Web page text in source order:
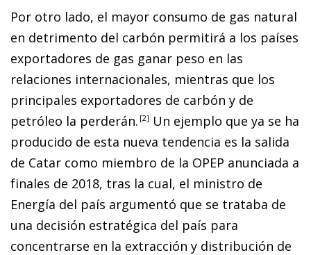
Por otro lado, el mayor consumo de gas natural
en detrimento del carbón permitirá a los países
exportadores de gas ganar peso en las
relaciones internacionales, mientras que los
principales exportadores de carbón y de
petróleo la perderán. 2
Un ejemplo que ya se ha
producido de esta nueva tendencia es la salida
de Catar como miembro de la OPEP anunciada a
finales de 2018, tras la cual, el ministro de
Energía del país argumentó que se trataba de
una decisión estratégica del país para
concentrarse en la extracción y distribución de